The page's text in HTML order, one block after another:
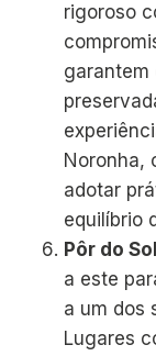
rigoroso
garantem
Noronha,
adotar
equilíbrio
Pôr do
a este
a um dos
Lugares